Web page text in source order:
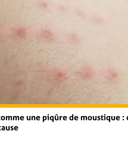
une piqûre de moustique :